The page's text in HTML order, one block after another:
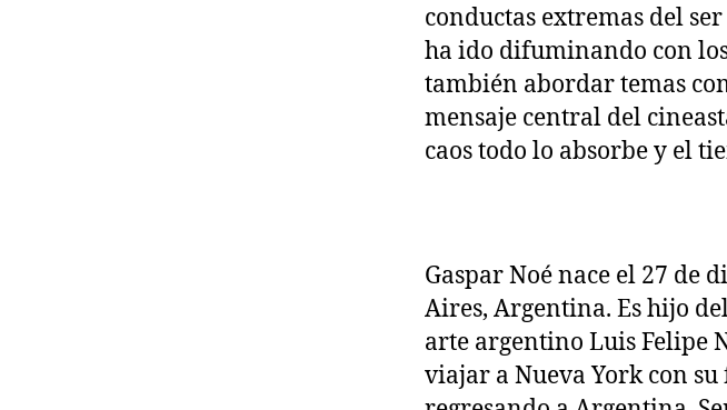
conductas extremas del
ha ido difuminando con
también abordar temas
mensaje central del
caos todo lo absorbe y el
Gaspar Noé nace el 27 de
Aires, Argentina. Es hijo
arte argentino Luis Felipe
viajar a Nueva York con